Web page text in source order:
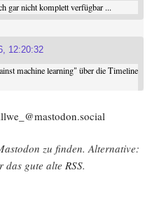
gar nicht komplett verfügbar ...
12:20:32
machine learning" über die Timeline
zu fin­den. Alter­na­ti­ve:
das gute alte RSS.